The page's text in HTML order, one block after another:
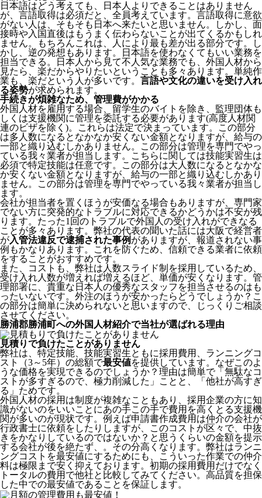
日本語はどう考えても、日本人よりできることはありません
が、言語取得は必須だと、全員考えています。言語取得に意欲
がない人は、そもそも日本へ来たいと思いません。しかし、面
接時や入国直後はもうまく伝わらないことが出てくるかもしれ
ません。
もちろんこれは、人により最も差が出る部分です。し
かし、逆の発想もあります。日本語を使わなくてもいい業務を
担当できる。日本人から見て不人気な業務でも、外国人材から
見たら、楽だからやりたいということも多々あります。単純作
業も、楽だという人が多いです。 言語や文化の違いを受け入れ
る姿勢が求められます。
手続きが煩雑なため、管理費がかかる
外国人材を雇用する場合、留学生のバイトを除き、 監理団体も
しくは支援機関に管理を委託する必要があります(高度人材関
連のビザを除く)。これらは法定で決まっています。この部分
は多人数になるとなかなか安くない金額となりますが、給与の
一部と織り込むしかありません。この部分は管理を専門でやっ
ている我々業者が担当します。こちらに関しては技能実習生は
必須で特定技能は任意です。この部分は大人数になるとなかな
か安くない金額となりますが、給与の一部と織り込むしかあり
ません。この部分は管理を専門でやっている我々業者が担当し
ます。
会社が担当者を置くほうが安価なる場合もありますが、専門家
でない方に突発的なトラブルに対応できるかどうかは不安が残
ります。たった1回のトラブルで外国人の受け入れができなる
ことが多々あります。弊社の代表の聞いた話には大阪で経営者
が入管法違反で逮捕された事例 がありますが、報道されない事
例もかなりあります。これを防ぐため、信頼できる業者に依頼
をすることがおすすめです。
また、コストも、弊社は人数スライド制を採用しているため、
受け入れ人数が増えれば増えるほど、単価が安くなります。管
理部署に、貴重な日本人の優秀なスタッフを担当させるのはも
ったいないです。外注のほうが安かったらどうでしょうか？こ
の部分は簡単に決められないと思いますので、じっくりご相談
させてください。
勝浦郡勝浦町への外国人材紹介で当社が選ばれる理由
見積りで負けたことがありません
弊社は、特定技能、技能実習生ともに採用費用、ランニングコ
スト（3～5年）の総額で最安値を提供しています。なぜこのよ
うな価格を実現できるのでしょうか？理由は簡単で「無駄なコ
ストが多すぎるので、極力削減した」ことと、
「他社が高すぎ
る」 ためです。
外国人材の採用は制度が複雑なこともあり、採用企業の方に知
識がないのをいいことにあの手この手で費用を高くとる支援機
関が多いのが現状です。例えば申請書作成費用は仲介の会社が
行政書士に依頼をしたりしますが、このコストが区々で、中抜
きをかなりしているのではないか？と思うくらいの金額を提示
する会社が後を絶たず、。その分高くなります。弊社はランニ
ングコストを最安値にするためにも、こういった作業での仲介
料は極限まで安く抑えております。 初期の採用費用だけでなく
トータルの費用で他社と比較してみてください。 高品質を担保
した中での最安値であることを保証します。